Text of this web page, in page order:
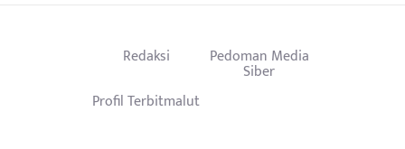
Redaksi Pedoman Media
Siber
Profil Terbitmalut